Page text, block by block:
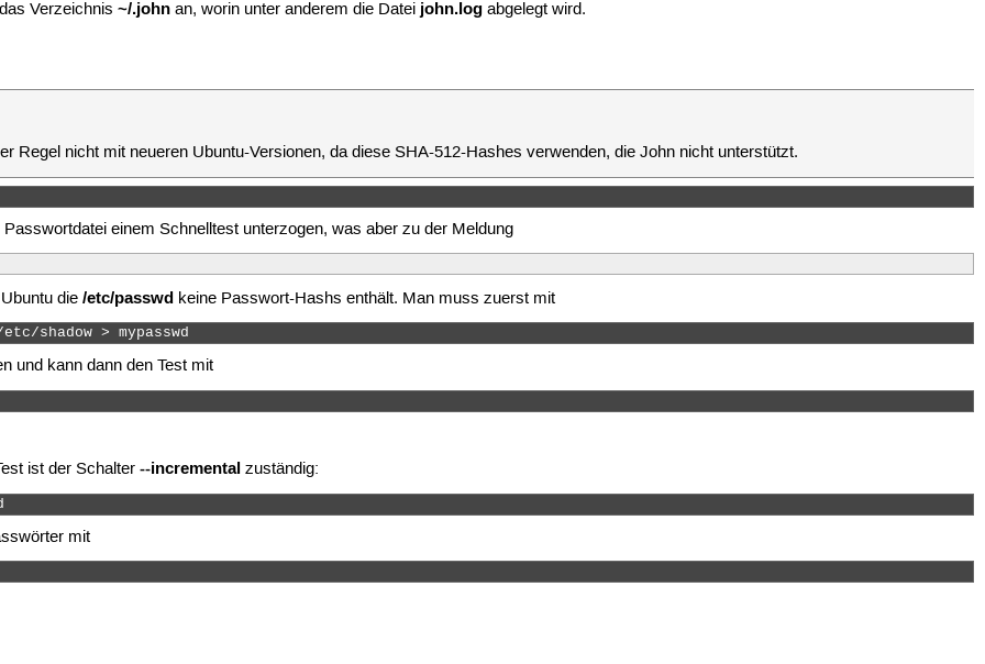
Verzeichnis~/.john an, worin unter anderem die Datei john.log abgelegt wird.
Regel nicht mit neueren Ubuntu-Versionen, da diese SHA-512-Hashes verwenden, die John nicht unterstützt.
einem Schnelltest unterzogen, was aber zu der Meldung
die/etc/passwd keine Passwort-Hashs enthält. Man muss zuerst mit
shadow > mypasswd
und kann dann den Test mit
ist der Schalter--incremental zuständig:
mit